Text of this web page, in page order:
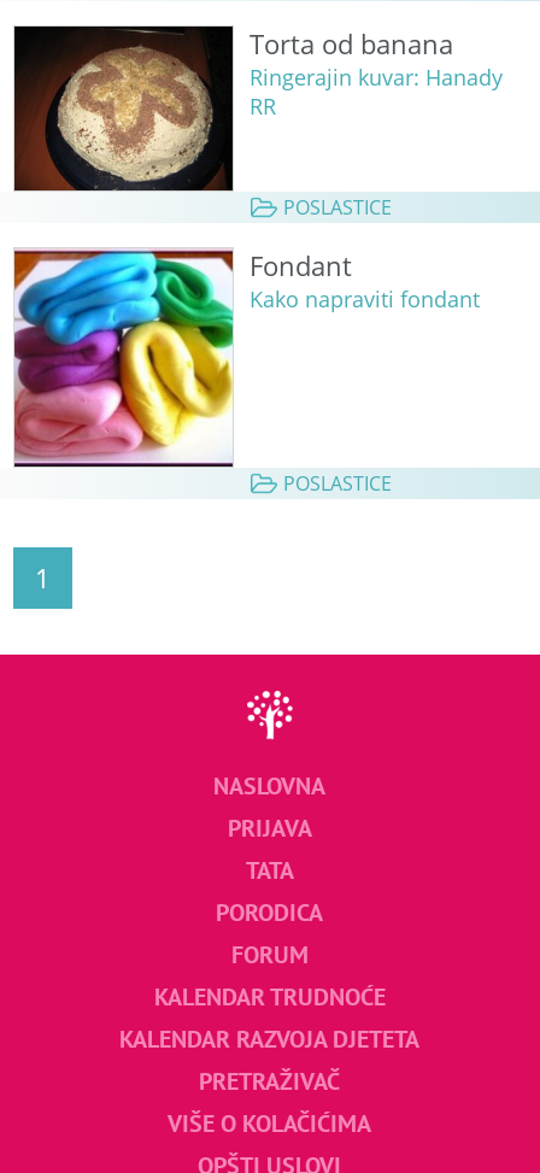
Torta od banana
Ringerajin kuvar: Hanady
RR
POSLASTICE
Fondant
Kako napraviti fondant
POSLASTICE
1
NASLOVNA
PRIJAVA
TATA
PORODICA
FORUM
KALENDAR TRUDNOĆE
KALENDAR RAZVOJA DJETETA
PRETRAŽIVAČ
VIŠE O KOLAČIĆIMA
OPŠTI USLOVI